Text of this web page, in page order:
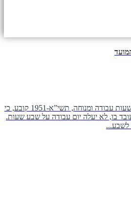
שעות העבודה בערב חג חוק שעות עבודה ומנוחה, תשי”א-1951 קובע, כי
בו, לא יעלה יום עבודה על שבע שעות.
לשבע...